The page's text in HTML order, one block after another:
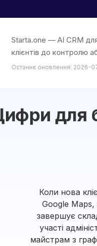
Starta.one — AI CRM
клієнтів до контролю
Останнє оновлення: 2026-
для
Коли нова
Google
завершує
участі
майстрам з